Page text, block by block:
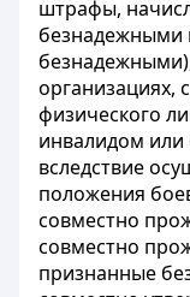
штрафы,
безнадежными
физического
инвалидом или
вследствие
положения
совместно
совместно
признанные